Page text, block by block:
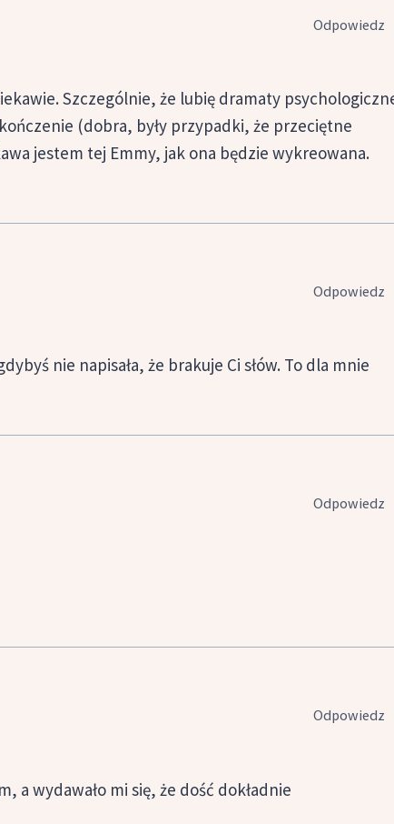
Szczególnie, że lubię dramaty
(dobra, były przypadki, że przeciętne
jestem tej Emmy, jak ona będzie wykreowana.
Odpowiedz
nie napisała, że brakuje Ci słów. To dla mnie
Odpowiedz
Odpowiedz
a wydawało mi się, że dość dokładnie
Odpowiedz